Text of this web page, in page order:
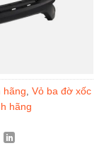
hãng, Vỏ ba đờ xốc
hãng